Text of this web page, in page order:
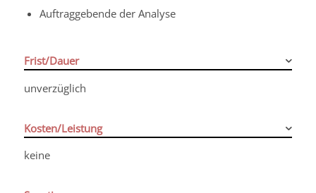
Auftraggebende der Analyse
Frist/Dauer
unverzüglich
Kosten/Leistung
keine